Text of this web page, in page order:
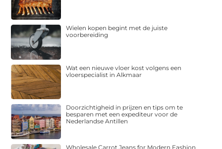
Wielen kopen begint met de juiste
voorbereiding
Wat een nieuwe vloer kost volgens een
vloerspecialist in Alkmaar
Doorzichtigheid in prijzen en tips om te
besparen met een expediteur voor de
Nederlandse Antillen
Wholesale Carrot Jeans for Modern Fashion